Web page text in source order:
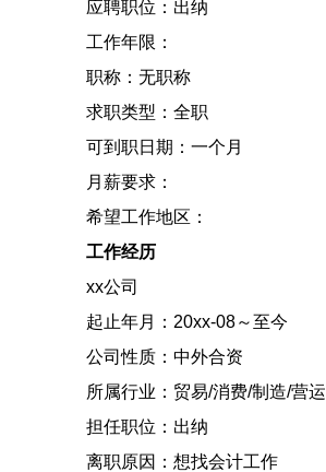
应聘职位：出纳
工作年限：
职称：无职称
求职类型：全职
可到职日期：一个月
月薪要求：
希望工作地区：
工作经历
xx公司
起止年月：20xx-08～至今
公司性质：中外合资
所属行业：贸易/消费/制造/营运
担任职位：出纳
离职原因：想找会计工作